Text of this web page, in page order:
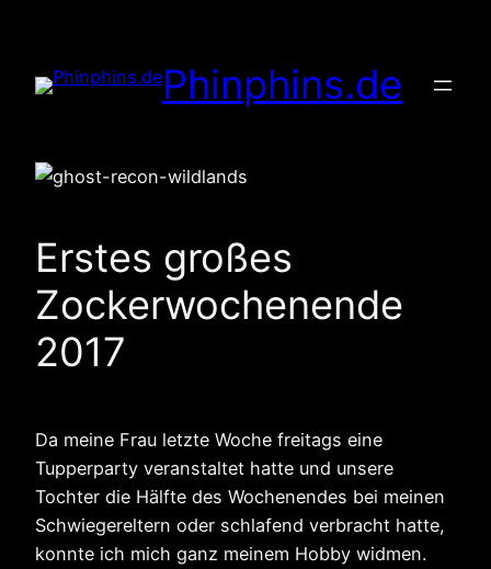
springen
Phinphins.de
Erstes großes
Zockerwochenende
2017
Da meine Frau letzte Woche freitags eine
Tupperparty veranstaltet hatte und unsere
Tochter die Hälfte des Wochenendes bei meinen
Schwiegereltern oder schlafend verbracht hatte,
konnte ich mich ganz meinem Hobby widmen.